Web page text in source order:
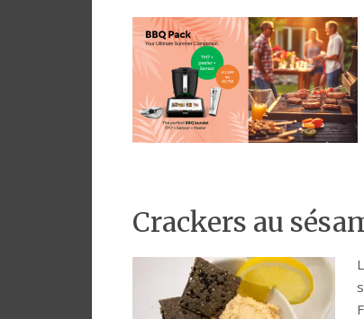
Crackers au